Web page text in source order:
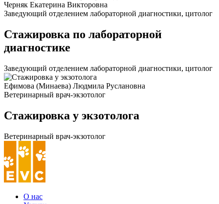
Черняк Екатерина Викторовна
Заведующий отделением лабораторной диагностики, цитолог
Стажировка по лабораторной
диагностике
Заведующий отделением лабораторной диагностики, цитолог
Ефимова (Минаева) Людмила Руслановна
Ветеринарный врач-экзотолог
Стажировка у экзотолога
Ветеринарный врач-экзотолог
О нас